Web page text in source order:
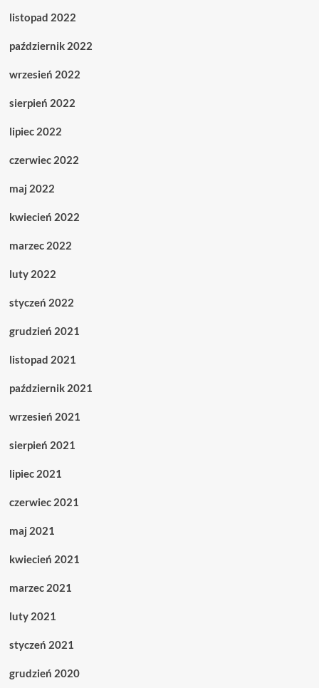
listopad 2022
październik 2022
wrzesień 2022
sierpień 2022
lipiec 2022
czerwiec 2022
maj 2022
kwiecień 2022
marzec 2022
luty 2022
styczeń 2022
grudzień 2021
listopad 2021
październik 2021
wrzesień 2021
sierpień 2021
lipiec 2021
czerwiec 2021
maj 2021
kwiecień 2021
marzec 2021
luty 2021
styczeń 2021
grudzień 2020